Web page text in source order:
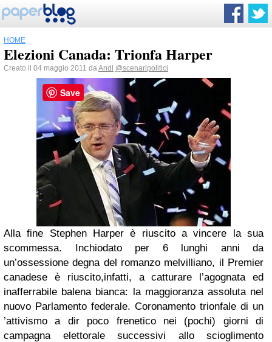
HOME
Elezioni Canada: Trionfa Harper
Creato il 04 maggio 2011 daAndl @scenaripolitici
Alla fine Stephen Harper è riuscito a vincere la sua
scommessa. Inchiodato per 6 lunghi anni da
un’ossessione degna del romanzo melvilliano, il Premier
canadese è riuscito,infatti, a catturare l’agognata ed
inafferrabile balena bianca: la maggioranza assoluta nel
nuovo Parlamento federale. Coronamento trionfale di un
’attivismo a dir poco frenetico nei (pochi) giorni di
campagna elettorale successivi allo scioglimento
Save